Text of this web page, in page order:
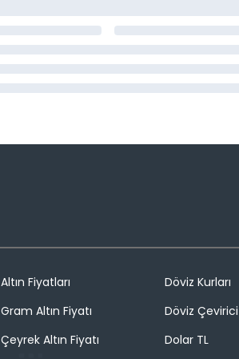
Altın Fiyatları
Gram Altın Fiyatı
Çeyrek Altın Fiyatı
Döviz Kurları
Döviz Çevirici
Dolar TL